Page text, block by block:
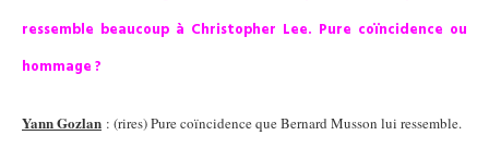
ressemble beaucoup à Christopher Lee. Pure coïncidence ou
hommage ?
Yann Gozlan : (rires) Pure coïncidence que Bernard Musson lui ressemble.